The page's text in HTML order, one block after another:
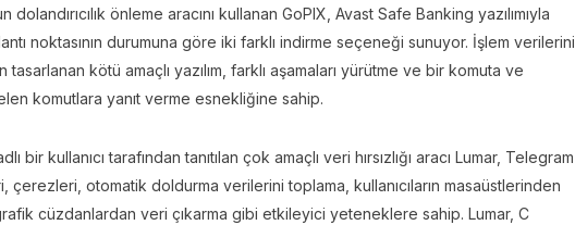
dolandırıcılık önleme aracını kullanan GoPIX, Avast Safe Banking yazılımıyla
noktasının durumuna göre iki farklı indirme seçeneği sunuyor. İşlem verilerini
kötü amaçlı yazılım, farklı aşamaları yürütme ve bir komuta ve
komutlara yanıt verme esnekliğine sahip.
bir kullanıcı tarafından tanıtılan çok amaçlı veri hırsızlığı aracı Lumar, Telegram
çerezleri, otomatik doldurma verilerini toplama, kullanıcıların masaüstlerinden
cüzdanlardan veri çıkarma gibi etkileyici yeteneklere sahip. Lumar, C